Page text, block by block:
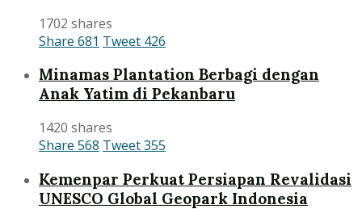
1702 shares
Share 681 Tweet 426
Minamas Plantation Berbagi dengan
Anak Yatim di Pekanbaru
1420 shares
Share 568 Tweet355
Kemenpar Perkuat Persiapan Revalidasi
UNESCO Global Geopark Indonesia